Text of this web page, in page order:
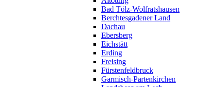
Bad Tölz-Wolfratshausen
Berchtesgadener Land
Dachau
Ebersberg
Eichstätt
Erding
Freising
Fürstenfeldbruck
Garmisch-Partenkirchen